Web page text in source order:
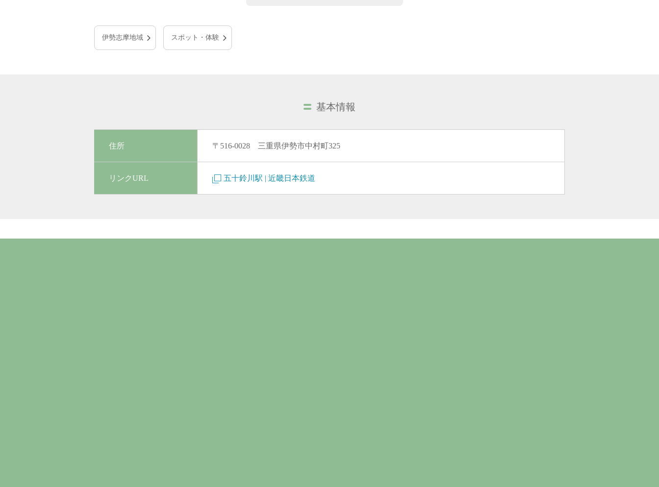
伊勢志摩地域 スポット・体験
基本情報
住所 〒516-0028 三重県伊勢市中村町325
リンクURL 五十鈴川駅 | 近畿日本鉄道